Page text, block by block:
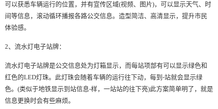
可以获悉车辆运行的位置，并有宣传区域(视频、图片)，可以显示天气、时
间等信息，滚动循环播报各路公交信息。造型简洁、高清显示，提升市民
体验感。
2、流水灯电子站牌：
流水灯电子站牌是公交信息处为灯箱显示，而每站项部有可以显示绿色和
红色的LED灯珠。此灯珠会随着车辆的运行往下动，每到-站就会显示绿
色。(类似于地铁显示到站信息-样，一站站的往下亮)此方案简单明了，就是
信息更换时会有些麻烦。